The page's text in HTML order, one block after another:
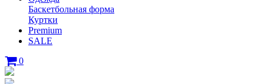
Баскетбольная форма
Куртки
Premium
SALE
0